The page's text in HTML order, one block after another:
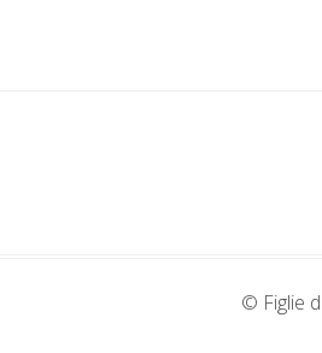
© Figlie